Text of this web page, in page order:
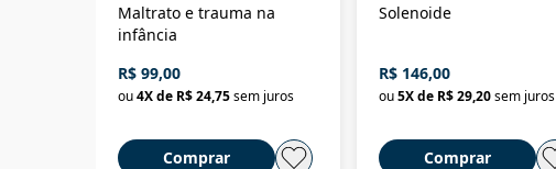
Maltrato e trauma na
infância
R$ 99,00
ou4X de R$ 24,75sem juros
Comprar
Solenoide
R$ 146,00
ou5X de R$ 29,20sem juros
Comprar